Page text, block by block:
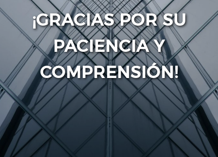
¡GRACIAS POR SU
PACIENCIA Y
COMPRENSIÓN!
Utilizamos cookies para ofrecerte la mejor
experiencia en nuestra web.
Puedes aprender más sobre qué cookies utilizamos
o desactivarlas en los
ajustes
Aceptar
Enviar